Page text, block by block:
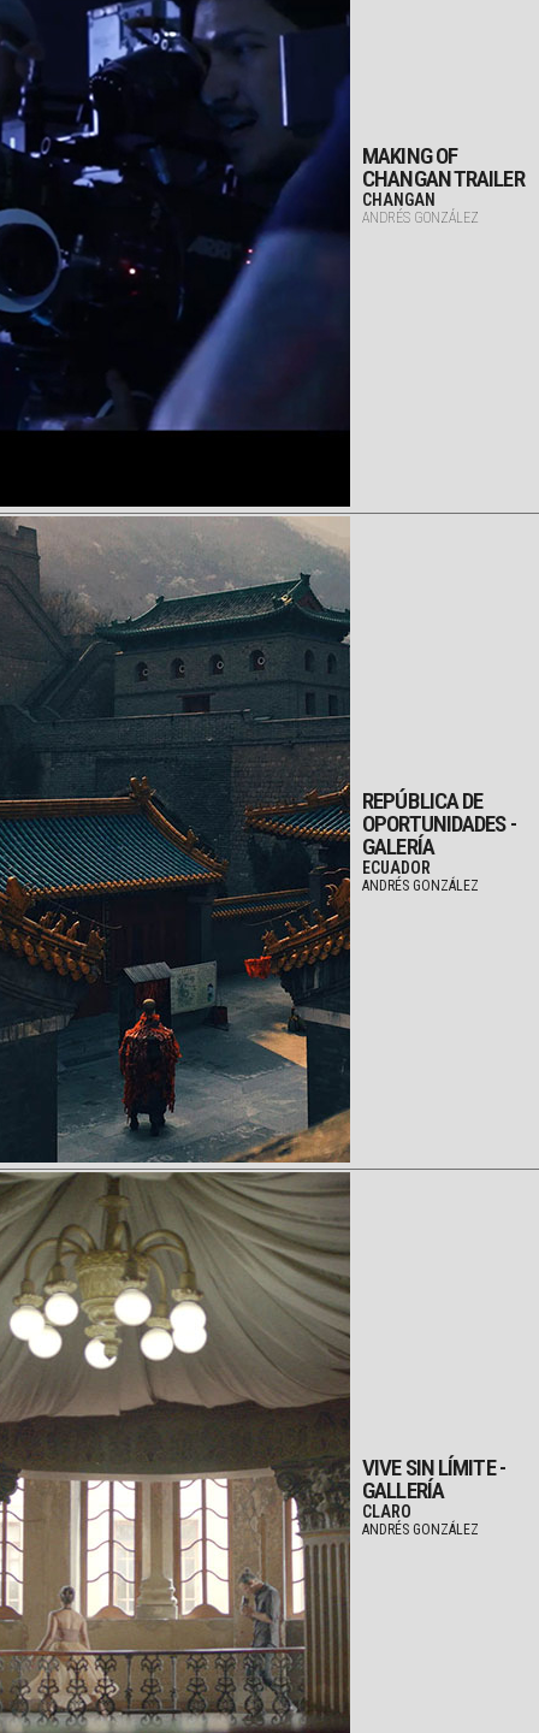
MAKING OF
CHANGAN TRAILER
CHANGAN
ANDRÉS GONZÁLEZ
REPÚBLICA DE
OPORTUNIDADES -
GALERÍA
ECUADOR
ANDRÉS GONZÁLEZ
VIVE SIN LÍMITE -
GALLERÍA
CLARO
ANDRÉS GONZÁLEZ